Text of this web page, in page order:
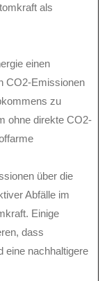
als
einen
CO2-Emissionen
zu
ohne direkte CO2-
über die
Abfälle im
Einige
dass
eine nachhaltigere